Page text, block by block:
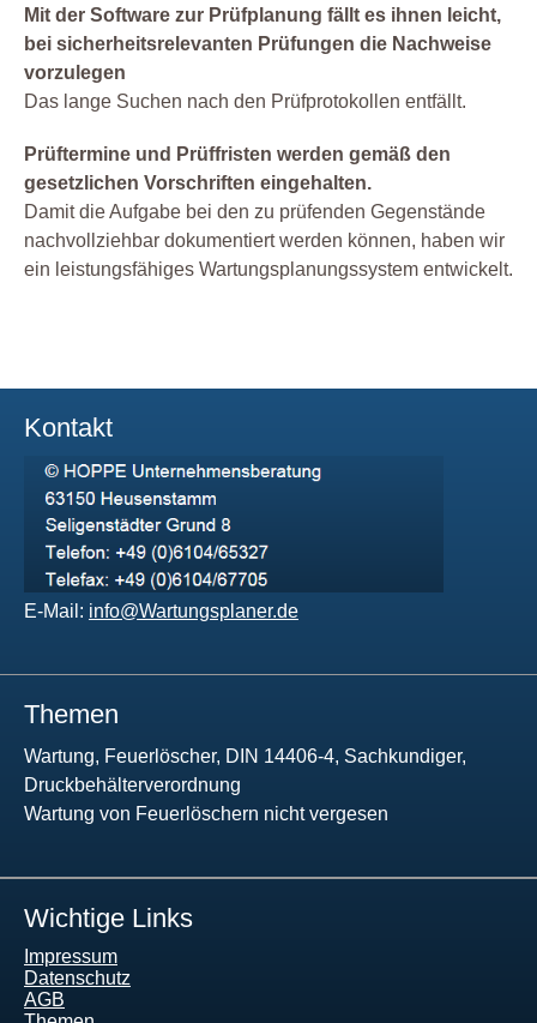
Mit der Software zur Prüfplanung fällt es ihnen leicht,
bei sicherheitsrelevanten Prüfungen die Nachweise
vorzulegen
Das lange Suchen nach den Prüfprotokollen entfällt.
Prüftermine und Prüffristen werden gemäß den
gesetzlichen Vorschriften eingehalten.
Damit die Aufgabe bei den zu prüfenden Gegenstände
nachvollziehbar dokumentiert werden können, haben wir
ein leistungsfähiges Wartungsplanungssystem entwickelt.
Kontakt
E-Mail: info@Wartungsplaner.de
Themen
Wartung, Feuerlöscher, DIN 14406-4, Sachkundiger,
Druckbehälterverordnung
Wartung von Feuerlöschern nicht vergesen
Wichtige Links
Impressum
Datenschutz
AGB